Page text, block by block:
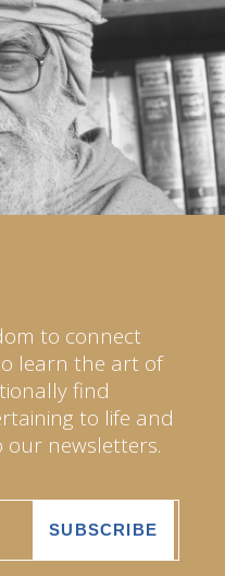
to connect
learn the art of
find
to life and
our newsletters.